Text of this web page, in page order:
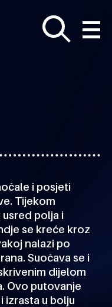
i posjeti
Tijekom
polja i
se kreće kroz
nalazi po
Suočava se i
dijelom
Ovo putovanje
izrasta u bolju